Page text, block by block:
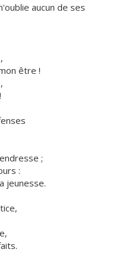
aucun de ses
être !
;
:
jeunesse.